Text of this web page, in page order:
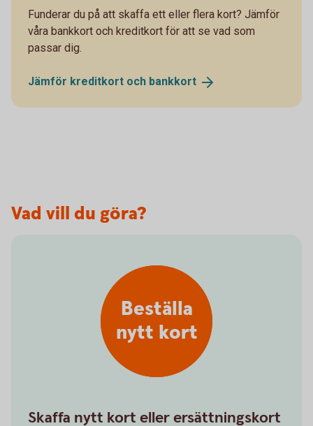
Funderar du på att skaffa ett eller flera kort? Jämför
våra bankkort och kreditkort för att se vad som
passar dig.
Jämför kreditkort och bankkort
Vad vill du göra?
Beställa
nytt kort
Skaffa nytt kort eller ersättningskort